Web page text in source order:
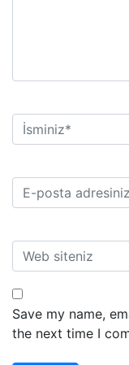
Save my name,
the next time I